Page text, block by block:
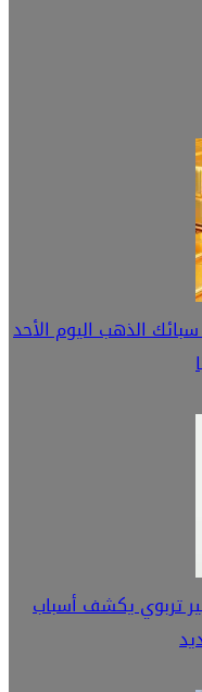
سبائك الذهب اليوم الأحد
تربوي يكشف أسباب